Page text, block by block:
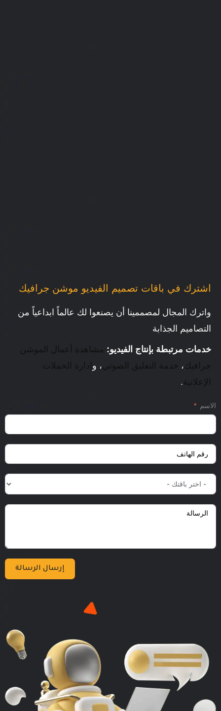
اشترك في باقات تصميم الفيديو موشن جرافيك
واترك المجال لمصممينا أن يصنعوا لك عالماً ابداعياً من
التصاميم الجذابة
خدمات مرتبطة بإنتاج الفيديو: مشاهدة أعمال الموشن
جرافيك، خدمة التعليق الصوتي، و إدارة الحملات
الإعلانية.
الاسم
إرسال الرسالة